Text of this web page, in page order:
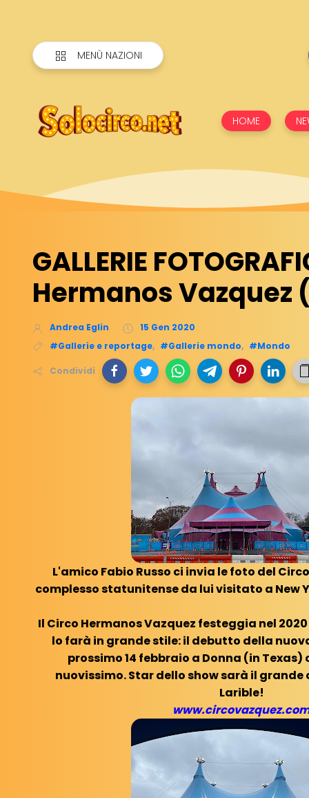
MENÙ NAZIONI
HOME
GALLERIE
Hermanos Vazquez
Andrea Eglin
15 Gen 2020
#Gallerie e reportage, #Gallerie mondo, #Mondo
Condividi
L'amico Fabio Russo ci invia le foto del
complesso statunitense da lui visitato a New
Il Circo Hermanos Vazquez festeggia nel
lo farà in grande stile: il debutto della
prossimo 14 febbraio a Donna (in
nuovissimo. Star dello show sarà il
Larible!